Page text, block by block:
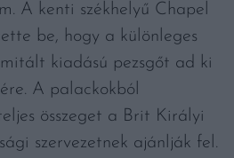
A kenti székhelyű Chapel
be, hogy a különleges
kiadású pezsgőt ad ki
A palackokból
összeget a Brit Királyi
szervezetnek ajánlják fel.